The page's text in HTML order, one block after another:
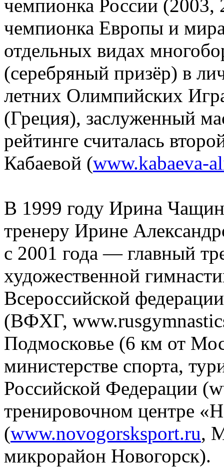
чемпионка России (2003,
чемпионка Европы и
отдельных видах
(серебряный призёр) в
летних Олимпийских
(Греция), заслуженный
рейтинге считалась
Кабаевой (www.kabaeva-
В 1999 году Ирина
тренеру Ирине
с 2001 года —главный
художественной
Всероссийской
(ВФХГ,
Подмосковье (6 км от
министерстве спорта,
Российской Федерации
тренировочном центре
(www.novogorsksport.ru,
микрорайон Новогорск).